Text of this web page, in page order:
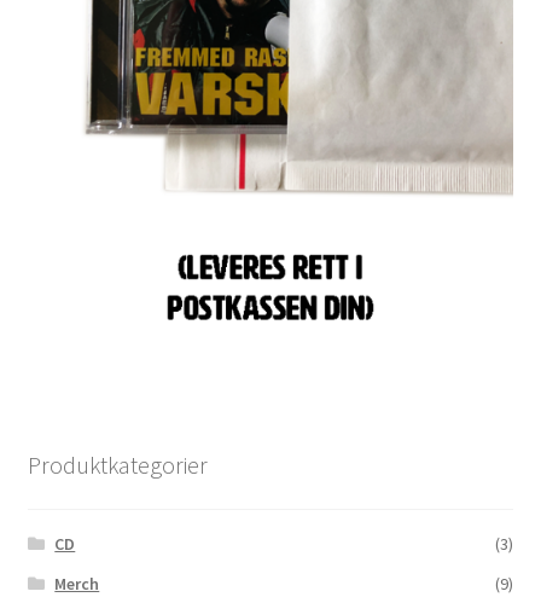
Produktkategorier
CD
(3)
Merch
(9)